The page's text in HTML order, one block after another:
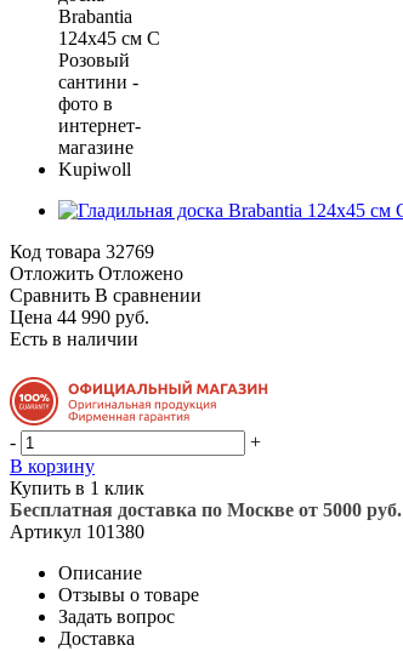
Код товара 32769
Отложить Отложено
Сравнить В сравнении
Цена 44 990 руб.
Есть в наличии
-
+
В корзину
Купить в 1 клик
Бесплатная доставка по Москве от 5000 руб.
Артикул 101380
Описание
Отзывы о товаре
Задать вопрос
Доставка